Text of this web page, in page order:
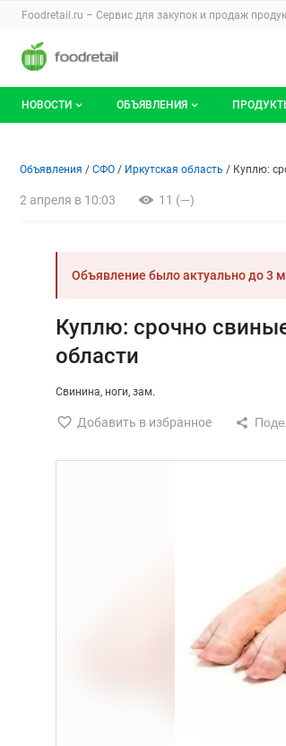
Раздел навигации по
Foodretail.ru – Сервис для закупок и продаж
Авторизация и меню
Навигация по разделам сайта
НОВОСТИ ОБЪЯВЛЕНИЯ
Объявление: Куплю:
Информация о
Навигация и управление
Объявления СФО Иркутская область Куплю:
2 апреля в 10:03 11 (—)
Объявление было актуально до3
Куплю: срочно
области
Свинина ноги зам.
Добавить в избранное